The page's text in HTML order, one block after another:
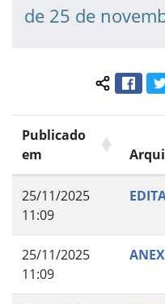
de 25 de
Publicado
em
25/11/2025
11:09
25/11/2025
11:09